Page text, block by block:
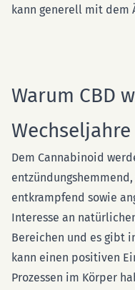
kann generell mit dem
Warum CBD
Dem Cannabinoid
entkrampfend sowie
Interesse an
Bereichen und es gibt
kann einen positiven
Prozessen im Körper